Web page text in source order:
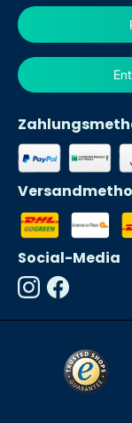
Social-Media